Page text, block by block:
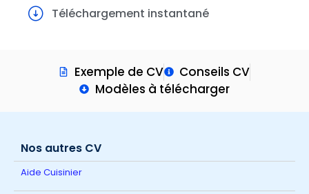
Téléchargement instantané
Exemple de CV
Conseils CV
Modèles à télécharger
Nos autres CV
Aide Cuisinier